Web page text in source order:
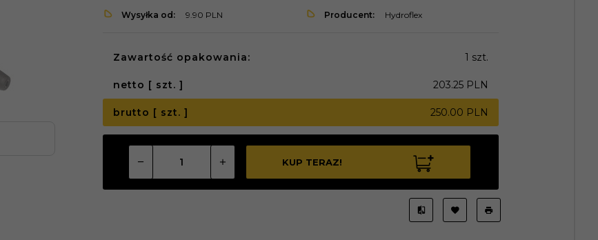
Wysyłka od: 9.90 PLN Producent: Hydroflex
Zawartość opakowania: 1 szt.
netto [ szt. ] 203.25 PLN
brutto [ szt. ] 250.00 PLN
KUP TERAZ!